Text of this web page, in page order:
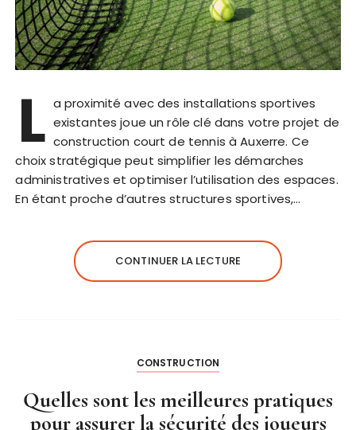
L a proximité avec des installations sportives
existantes joue un rôle clé dans votre projet de
construction court de tennis à Auxerre. Ce
choix stratégique peut simplifier les démarches
administratives et optimiser l’utilisation des espaces.
En étant proche d’autres structures sportives,…
CONTINUER LA LECTURE
CONSTRUCTION
Quelles sont les meilleures pratiques
pour assurer la sécurité des joueurs